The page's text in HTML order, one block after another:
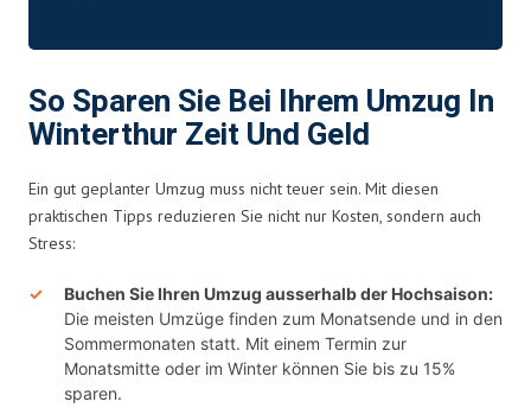
So Sparen Sie Bei Ihrem Umzug In
Winterthur Zeit Und Geld
Ein gut geplanter Umzug muss nicht teuer sein. Mit diesen
praktischen Tipps reduzieren Sie nicht nur Kosten, sondern auch
Stress:
Buchen Sie Ihren Umzug ausserhalb der Hochsaison:
Die meisten Umzüge finden zum Monatsende und in den
Sommermonaten statt. Mit einem Termin zur
Monatsmitte oder im Winter können Sie bis zu 15%
sparen.